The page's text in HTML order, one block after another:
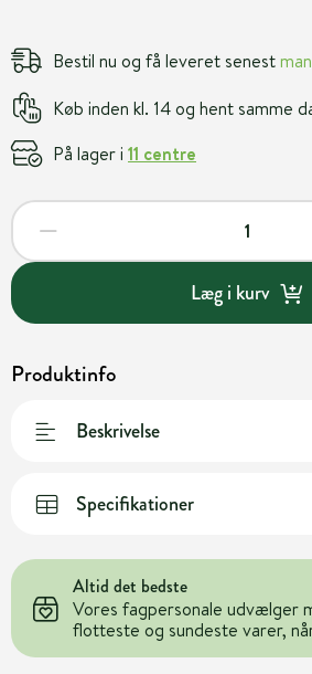
Bestil nu og få leveret senest
Køb inden kl. 14 og hent samme
På lager i 11 centre
Læg i kurv
Produktinfo
Beskrivelse
Specifikationer
Altid det bedste
Vores fagpersonale udvælger
flotteste og sundeste varer,